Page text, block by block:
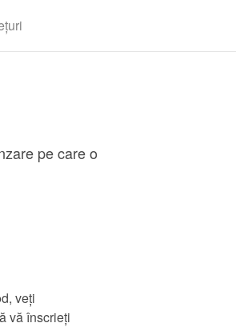
pe care o
veți
vă înscrieți